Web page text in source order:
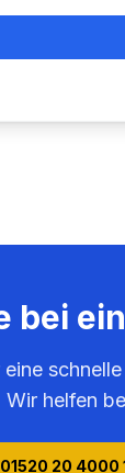
bei
Wir helfen
01520 20 4000